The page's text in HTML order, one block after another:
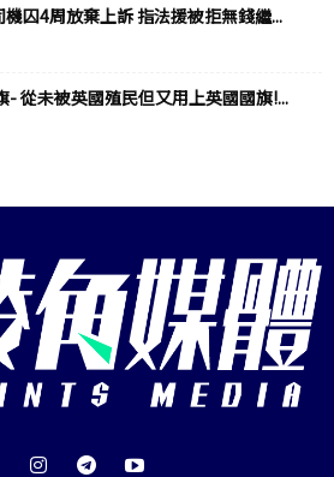
囚4周放棄上訴 指法援被拒無錢繼...
- 從未被英國殖民但又用上英國國旗!...